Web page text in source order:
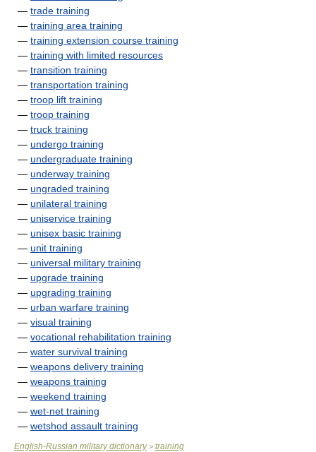
— trade training
— training area training
— training extension course training
— training with limited resources
— transition training
— transportation training
— troop lift training
— troop training
— truck training
— undergo training
— undergraduate training
— underway training
— ungraded training
— unilateral training
— uniservice training
— unisex basic training
— unit training
— universal military training
— upgrade training
— upgrading training
— urban warfare training
— visual training
— vocational rehabilitation training
— water survival training
— weapons delivery training
— weapons training
— weekend training
— wet-net training
— wetshod assault training
English-Russian military dictionary> training